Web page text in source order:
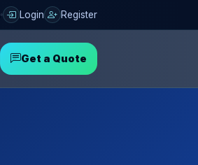
Login Register
Get a Quote